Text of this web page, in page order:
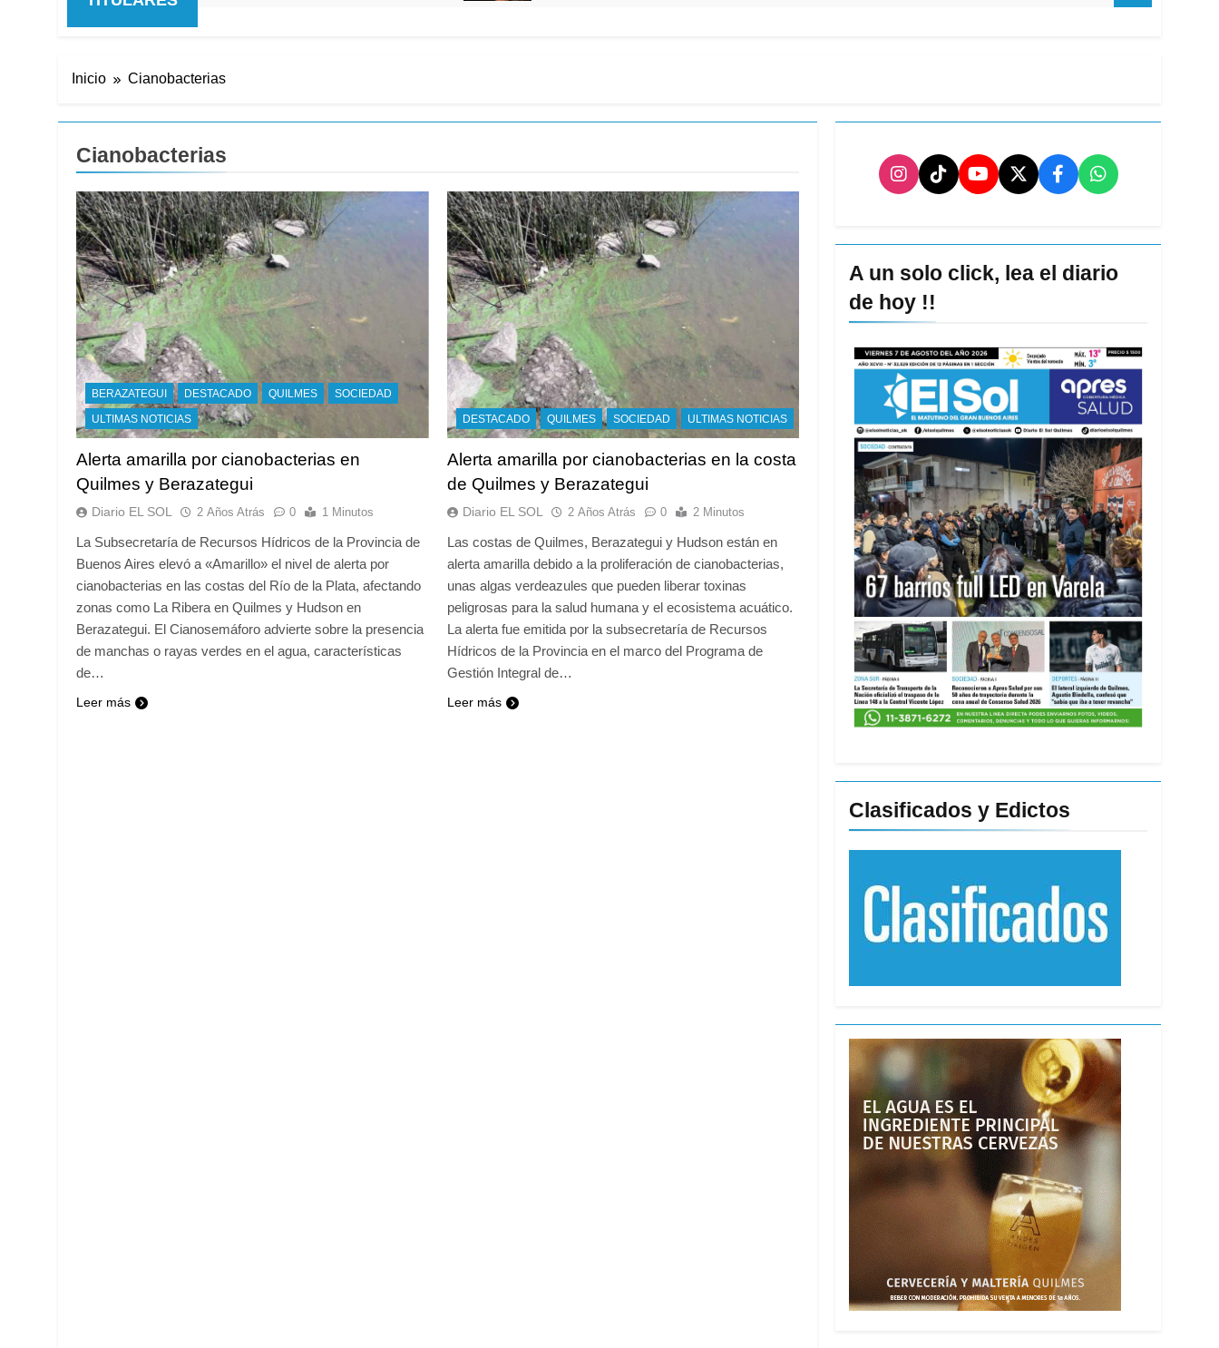
Inicio Cianobacterias
Cianobacterias
BERAZATEGUI DESTACADO QUILMES
SOCIEDAD
ULTIMAS NOTICIAS
Alerta amarilla por cianobacterias en
Quilmes y Berazategui
Diario EL SOL 2 Años Atrás 0 1 Minutos
La Subsecretaría de Recursos Hídricos de la Provincia de
Buenos Aires elevó a «Amarillo» el nivel de alerta por
cianobacterias en las costas del Río de la Plata, afectando
zonas como La Ribera en Quilmes y Hudson en
Berazategui. El Cianosemáforo advierte sobre la presencia
de manchas o rayas verdes en el agua, características
de…
Leer más
DESTACADO QUILMES SOCIEDAD ULTIMAS NOTICIAS
Alerta amarilla por cianobacterias en la costa
de Quilmes y Berazategui
Diario EL SOL 2 Años Atrás 0 2 Minutos
Las costas de Quilmes, Berazategui y Hudson están en
alerta amarilla debido a la proliferación de cianobacterias,
unas algas verdeazules que pueden liberar toxinas
peligrosas para la salud humana y el ecosistema acuático.
La alerta fue emitida por la subsecretaría de Recursos
Hídricos de la Provincia en el marco del Programa de
Gestión Integral de…
Leer más
A un solo click, lea el diario
de hoy !!
Clasificados y Edictos